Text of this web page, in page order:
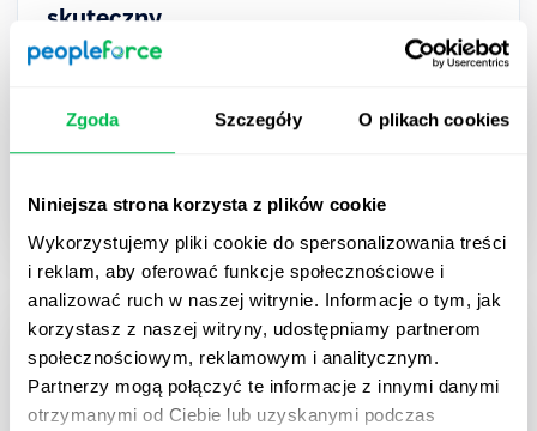
Zgoda Szczegóły O plikach cookies
Niniejsza strona korzysta z plików cookie
Wykorzystujemy pliki cookie do spersonalizowania treści
i reklam, aby oferować funkcje społecznościowe i
analizować ruch w naszej witrynie. Informacje o tym, jak
korzystasz z naszej witryny, udostępniamy partnerom
społecznościowym, reklamowym i analitycznym.
Partnerzy mogą połączyć te informacje z innymi danymi
otrzymanymi od Ciebie lub uzyskanymi podczas
skuteczny
satysfakcjonujący dla obu stron umowy.
How to